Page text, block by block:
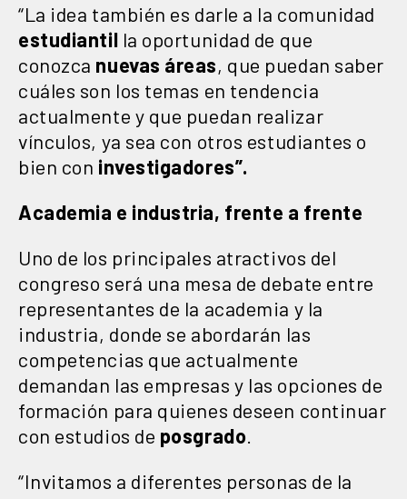
“La idea también es darle a la comunidad
estudiantil la oportunidad de que
conozca nuevas áreas, que puedan saber
cuáles son los temas en tendencia
actualmente y que puedan realizar
vínculos, ya sea con otros estudiantes o
bien con investigadores”.
Academia e industria, frente a frente
Uno de los principales atractivos del
congreso será una mesa de debate entre
representantes de la academia y la
industria, donde se abordarán las
competencias que actualmente
demandan las empresas y las opciones de
formación para quienes deseen continuar
con estudios de posgrado
“Invitamos a diferentes personas de la